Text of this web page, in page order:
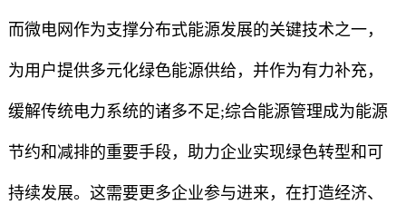
而微电网作为支撑分布式能源发展的关键技术之一，
为用户提供多元化绿色能源供给，并作为有力补充，
缓解传统电力系统的诸多不足;综合能源管理成为能源
节约和减排的重要手段，助力企业实现绿色转型和可
持续发展。这需要更多企业参与进来，在打造经济、